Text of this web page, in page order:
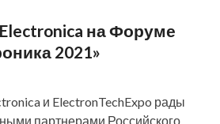
на Форуме
2021»
и ElectronTechExpo рады
партнерами Российского